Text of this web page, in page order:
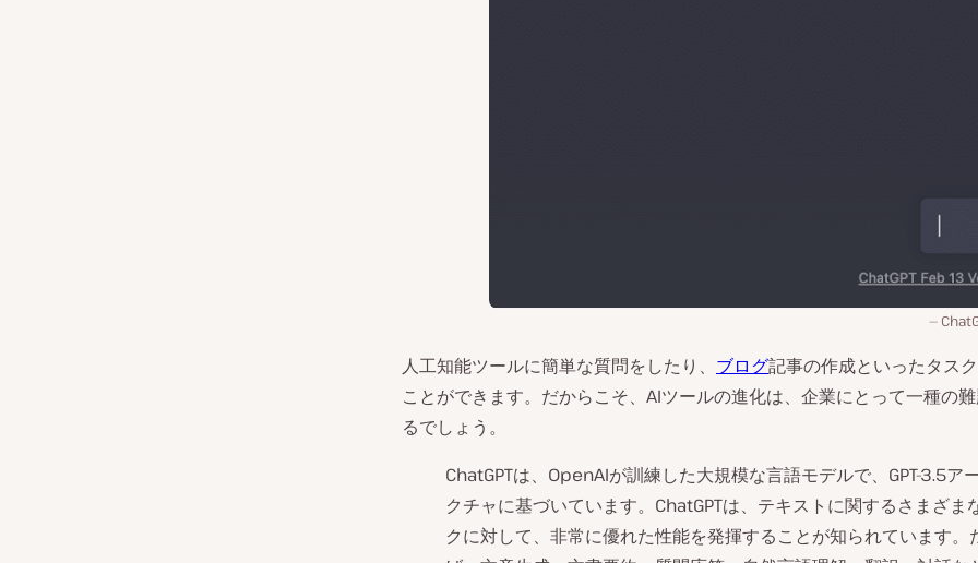
人工知能ツールに簡単な質問をしたり、 ブログ記事の作成といったタス
ことができます。だからこそ、AIツールの進化は、企業にとって一種の難
るでしょう。
ChatGPTは、OpenAIが訓練した大規模な言語モデルで、GPT-3.5ア
クチャに基づいています。ChatGPTは、テキストに関するさまざま
クに対して、非常に優れた性能を発揮することが知られています。